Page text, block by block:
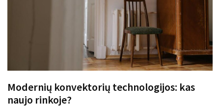
Modernių konvektorių technologijos: kas
naujo rinkoje?